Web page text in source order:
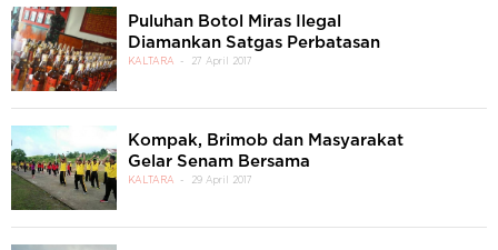
Puluhan Botol Miras Ilegal
Diamankan Satgas Perbatasan
KALTARA 27 April 2017
Kompak, Brimob dan Masyarakat
Gelar Senam Bersama
KALTARA 29 April 2017